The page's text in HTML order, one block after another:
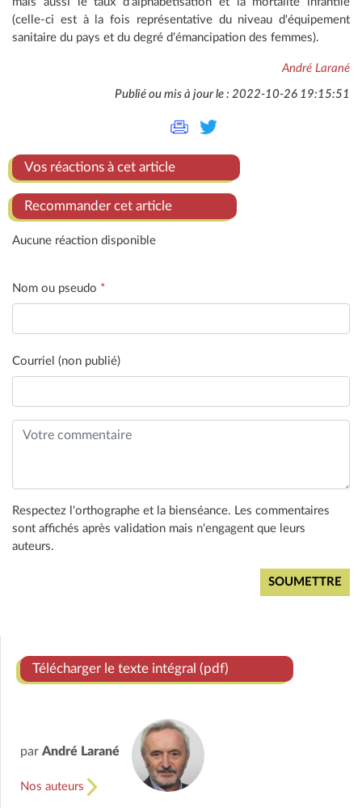
(celle-ci est à la fois représentative du niveau d'équipement
sanitaire du pays et du degré d'émancipation des femmes).
André Larané
Publié ou mis à jour le : 2022-10-26 19:15:51
Vos réactions à cet article
Recommander cet article
Aucune réaction disponible
Nom ou pseudo *
Courriel (non publié)
Respectez l'orthographe et la bienséance. Les commentaires
sont affichés après validation mais n'engagent que leurs
auteurs.
Télécharger le texte intégral (pdf)
par André Larané
Nos auteurs